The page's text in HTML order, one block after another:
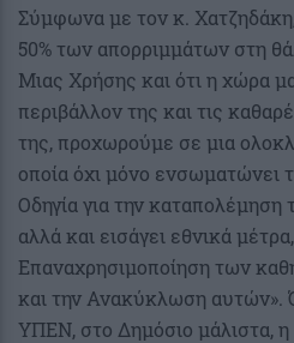
Σύμφωνα με τον κ. Χατζηδάκη,
50% των απορριμμάτων στη
Μιας Χρήσης και ότι η χώρα
περιβάλλον της και τις
της, προχωρούμε σε μια
οποία όχι μόνο ενσωματώνει
Οδηγία για την
αλλά και εισάγει εθνικά
Επαναχρησιμοποίηση των
και την Ανακύκλωση
ΥΠΕΝ, στο Δημόσιο μάλιστα,